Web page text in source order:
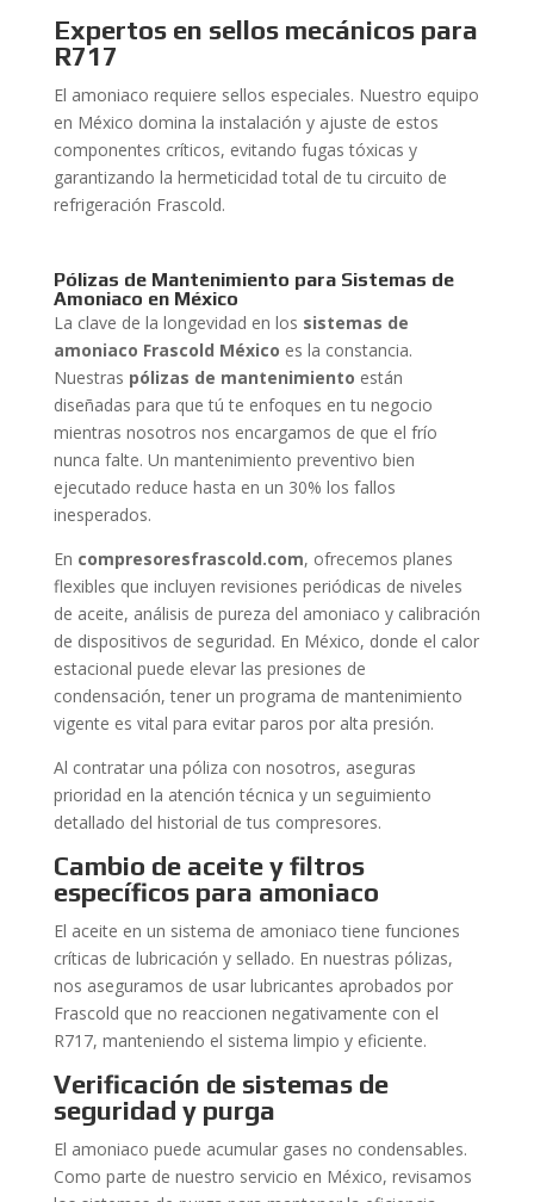
Expertos en sellos mecánicos para
R717
El amoniaco requiere sellos especiales. Nuestro equipo
en México domina la instalación y ajuste de estos
componentes críticos, evitando fugas tóxicas y
garantizando la hermeticidad total de tu circuito de
refrigeración Frascold.
Pólizas de Mantenimiento para Sistemas de
Amoniaco en México
La clave de la longevidad en los sistemas de
amoniaco Frascold México es la constancia.
Nuestras pólizas de mantenimiento están
diseñadas para que tú te enfoques en tu negocio
mientras nosotros nos encargamos de que el frío
nunca falte. Un mantenimiento preventivo bien
ejecutado reduce hasta en un 30% los fallos
inesperados.
En compresoresfrascold.com, ofrecemos planes
flexibles que incluyen revisiones periódicas de niveles
de aceite, análisis de pureza del amoniaco y calibración
de dispositivos de seguridad. En México, donde el calor
estacional puede elevar las presiones de
condensación, tener un programa de mantenimiento
vigente es vital para evitar paros por alta presión.
Al contratar una póliza con nosotros, aseguras
prioridad en la atención técnica y un seguimiento
detallado del historial de tus compresores.
Cambio de aceite y filtros
específicos para amoniaco
El aceite en un sistema de amoniaco tiene funciones
críticas de lubricación y sellado. En nuestras pólizas,
nos aseguramos de usar lubricantes aprobados por
Frascold que no reaccionen negativamente con el
R717, manteniendo el sistema limpio y eficiente.
Verificación de sistemas de
seguridad y purga
El amoniaco puede acumular gases no condensables.
Como parte de nuestro servicio en México, revisamos